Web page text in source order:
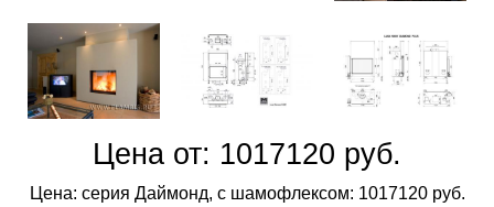
Цена от: 1017120 руб.
Цена: серия Даймонд, с шамофлексом: 1017120 руб.